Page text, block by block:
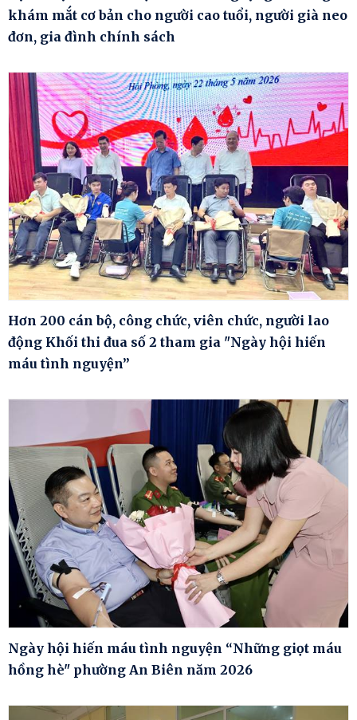
khám mắt cơ bản cho người cao tuổi, người già neo
đơn, gia đình chính sách
Hơn 200 cán bộ, công chức, viên chức, người lao
động Khối thi đua số 2 tham gia "Ngày hội hiến
máu tình nguyện”
Ngày hội hiến máu tình nguyện “Những giọt máu
hồng hè" phường An Biên năm 2026